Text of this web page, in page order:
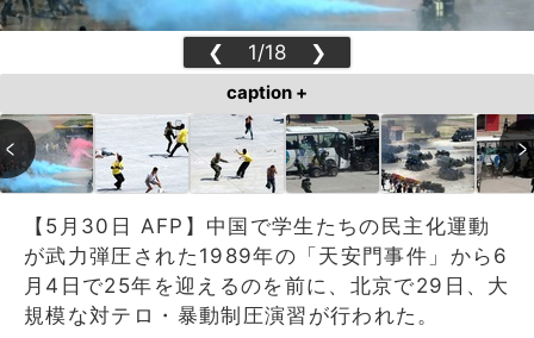
❮ 1/18 ❯
caption +
【5月30日 AFP】中国で学生たちの民主化運動
が武力弾圧された1989年の「天安門事件」から6
月4日で25年を迎えるのを前に、北京で29日、大
規模な対テロ・暴動制圧演習が行われた。